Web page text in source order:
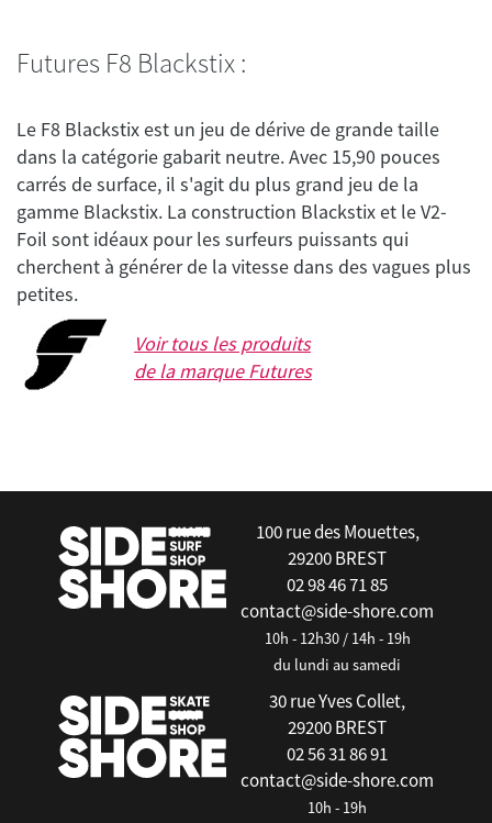
Futures F8 Blackstix :
Le F8 Blackstix est un jeu de dérive de grande taille
dans la catégorie gabarit neutre. Avec 15,90 pouces
carrés de surface, il s'agit du plus grand jeu de la
gamme Blackstix. La construction Blackstix et le V2-
Foil sont idéaux pour les surfeurs puissants qui
cherchent à générer de la vitesse dans des vagues plus
Voir tous les produits
de la marqueFutures
100 rue des Mouettes,
29200 BREST
02 98 46 71 85
contact@side-shore.com
10h - 12h30 / 14h - 19h
du lundi au samedi
30 rue Yves Collet,
29200 BREST
02 56 31 86 91
contact@side-shore.com
10h - 19h